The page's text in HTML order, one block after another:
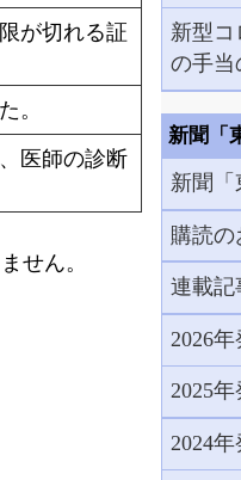
が切れる証
。
医師の診断
せん。
新型
の手当
新聞「
新聞「
購読の
連載記
2026
2025
2024